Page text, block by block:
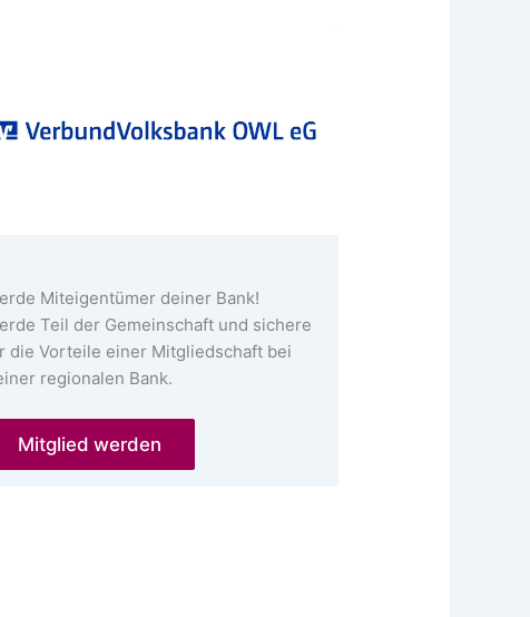
Miteigentümer deiner Bank!
Teil der Gemeinschaft und sichere
die Vorteile einer Mitgliedschaft bei
regionalen Bank.
Mitglied werden